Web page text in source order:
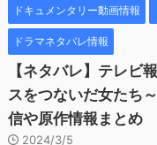
ドキュメンタリー動画情報
ドラマネタバレ情報
【ネタバレ】テレビ
スをつないだ女たち
信や原作情報まとめ
2024/3/5